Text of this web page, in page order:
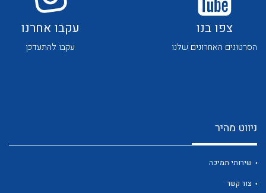
לכל מוצרי היצרן לכל מוצרי היצרן
לכל מוצרי היצרן
צפו בנו
הסרטונים האחרונים שלנו
עקבו אחרנו
עקבו להתעדכן
ניווט מהיר
שירותי תמיכה
צור קשר